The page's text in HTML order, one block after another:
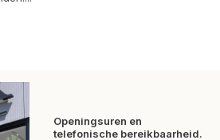
Openingsuren en
telefonische bereikbaarheid.